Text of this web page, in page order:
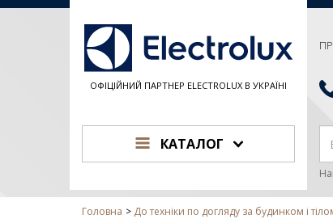
ОФІЦІЙНИЙ ПАРТНЕР ELECTROLUX В УКРАЇНІ
КАТАЛОГ
Головна До техніки по догляду за будинком і